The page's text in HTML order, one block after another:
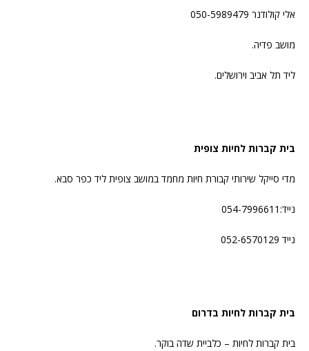
אלי קולודנר 050-5989479
מושב פדיה.
ליד תל אביב וירושלים.
בית קברות לחיות צופית
מדי סייקל שירותי קבורת חיות מחמד במושב צופית ליד כפר סבא.
נייד:054-7996611
נייד 052-6570129
בית קברות לחיות בדרום
בית קברות לחיות – כלביית שדה בוקר.